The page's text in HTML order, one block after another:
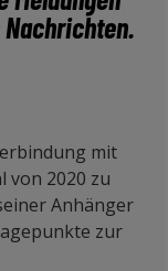
mit
von 2020 zu
Anhänger
zur